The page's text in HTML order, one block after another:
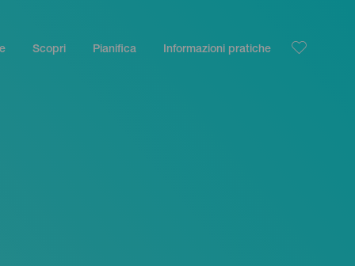
Scopri Pianifica Informazioni pratiche